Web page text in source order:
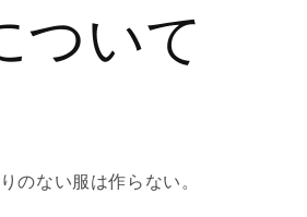
ついて
のない服は作らない。